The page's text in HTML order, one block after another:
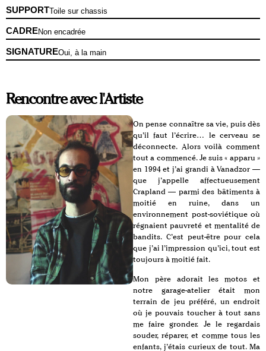
SUPPORTToile sur chassis
CADRENon encadrée
SIGNATUREOui, à la main
Rencontre avec l'Artiste
On pense connaître sa vie, puis dès
qu’il faut l’écrire… le cerveau se
déconnecte. Alors voilà comment
tout a commencé. Je suis « apparu »
en 1994 et j’ai grandi à Vanadzor —
que j’appelle affectueusement
Crapland — parmi des bâtiments à
moitié en ruine, dans un
environnement post-soviétique où
régnaient pauvreté et mentalité de
bandits. C’est peut-être pour cela
que j’ai l’impression qu’ici, tout est
toujours à moitié fait.
Mon père adorait les motos et
notre garage-atelier était mon
terrain de jeu préféré, un endroit
où je pouvais toucher à tout sans
me faire gronder. Je le regardais
souder, réparer, et comme tous les
enfants, j’étais curieux de tout. Ma